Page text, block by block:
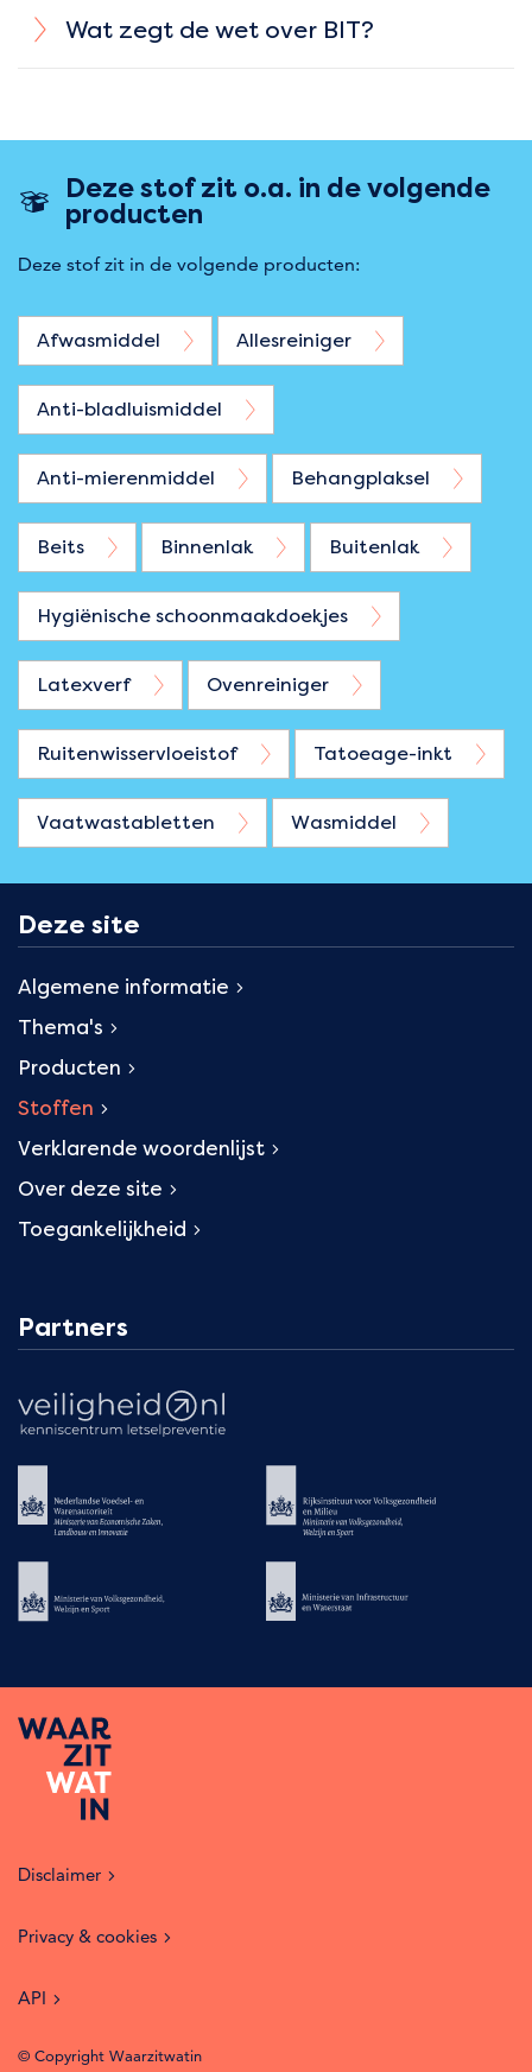
Wat zegt de wet over BIT?
Deze stof zit o.a. in de volgende
producten
Deze stof zit in de volgende producten:
Afwasmiddel Allesreiniger
Anti-bladluismiddel
Anti-mierenmiddel Behangplaksel
Beits Binnenlak Buitenlak
Hygiënische schoonmaakdoekjes
Latexverf Ovenreiniger
Ruitenwisservloeistof Tatoeage-inkt
Vaatwastabletten Wasmiddel
Deze site
Algemene informatie
Thema's
Producten
Stoffen
Verklarende woordenlijst
Over deze site
Toegankelijkheid
Partners
Disclaimer
Privacy & cookies
API
© Copyright Waarzitwatin